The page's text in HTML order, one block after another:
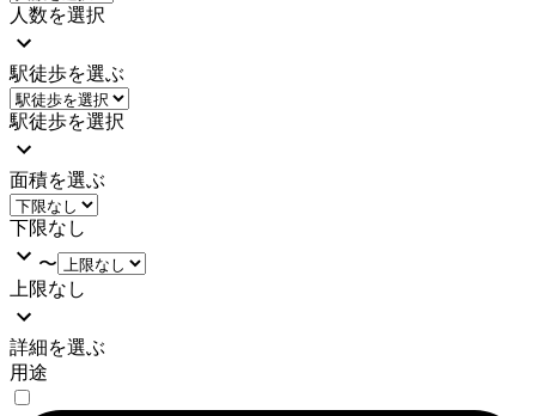
人数を選択
駅徒歩を選ぶ
駅徒歩を選択
面積を選ぶ
下限なし
〜
上限なし
詳細を選ぶ
用途